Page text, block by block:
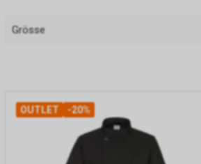
Grösse
OUTLET -20%